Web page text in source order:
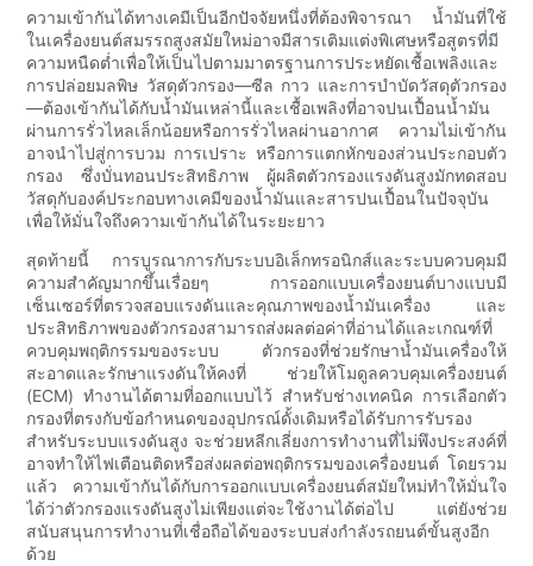
ความเข้ากันได้ทางเคมีเป็นอีกปัจจัยหนึ่งที่ต้องพิจารณา น้ำมันที่ใช้
ในเครื่องยนต์สมรรถสูงสมัยใหม่อาจมีสารเติมแต่งพิเศษหรือสูตรที่มี
ความหนืดต่ำเพื่อให้เป็นไปตามมาตรฐานการประหยัดเชื้อเพลิงและ
การปล่อยมลพิษ วัสดุตัวกรอง—ซีล กาว และการบำบัดวัสดุตัวกรอง
—ต้องเข้ากันได้กับน้ำมันเหล่านี้และเชื้อเพลิงที่อาจปนเปื้อนน้ำมัน
ผ่านการรั่วไหลเล็กน้อยหรือการรั่วไหลผ่านอากาศ ความไม่เข้ากัน
อาจนำไปสู่การบวม การเปราะ หรือการแตกหักของส่วนประกอบตัว
กรอง ซึ่งบั่นทอนประสิทธิภาพ ผู้ผลิตตัวกรองแรงดันสูงมักทดสอบ
วัสดุกับองค์ประกอบทางเคมีของน้ำมันและสารปนเปื้อนในปัจจุบัน
เพื่อให้มั่นใจถึงความเข้ากันได้ในระยะยาว
สุดท้ายนี้ การบูรณาการกับระบบอิเล็กทรอนิกส์และระบบควบคุมมี
ความสำคัญมากขึ้นเรื่อยๆ การออกแบบเครื่องยนต์บางแบบมี
เซ็นเซอร์ที่ตรวจสอบแรงดันและคุณภาพของน้ำมันเครื่อง และ
ประสิทธิภาพของตัวกรองสามารถส่งผลต่อค่าที่อ่านได้และเกณฑ์ที่
ควบคุมพฤติกรรมของระบบ ตัวกรองที่ช่วยรักษาน้ำมันเครื่องให้
สะอาดและรักษาแรงดันให้คงที่ ช่วยให้โมดูลควบคุมเครื่องยนต์
(ECM) ทำงานได้ตามที่ออกแบบไว้ สำหรับช่างเทคนิค การเลือกตัว
กรองที่ตรงกับข้อกำหนดของอุปกรณ์ดั้งเดิมหรือได้รับการรับรอง
สำหรับระบบแรงดันสูง จะช่วยหลีกเลี่ยงการทำงานที่ไม่พึงประสงค์ที่
อาจทำให้ไฟเตือนติดหรือส่งผลต่อพฤติกรรมของเครื่องยนต์ โดยรวม
แล้ว ความเข้ากันได้กับการออกแบบเครื่องยนต์สมัยใหม่ทำให้มั่นใจ
ได้ว่าตัวกรองแรงดันสูงไม่เพียงแต่จะใช้งานได้ต่อไป แต่ยังช่วย
สนับสนุนการทำงานที่เชื่อถือได้ของระบบส่งกำลังรถยนต์ขั้นสูงอีก
ด้วย